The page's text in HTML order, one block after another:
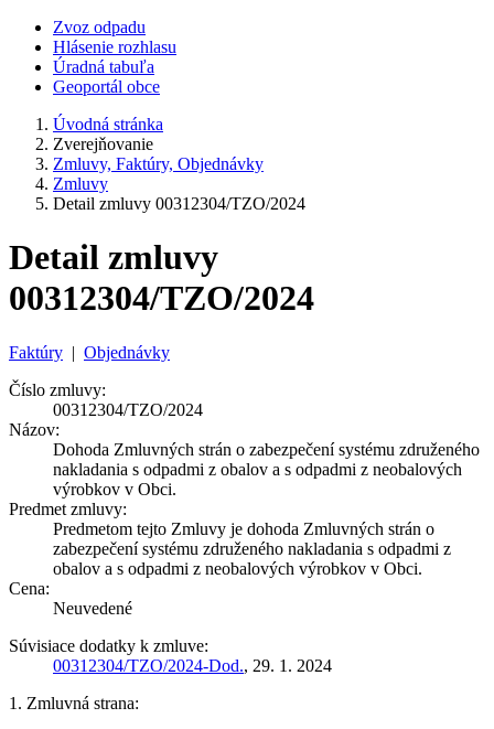
Zvoz odpadu
Hlásenie rozhlasu
Úradná tabuľa
Geoportál obce
Úvodná stránka
Zverejňovanie
Zmluvy, Faktúry, Objednávky
Zmluvy
Detail zmluvy 00312304/TZO/2024
Detail zmluvy
00312304/TZO/2024
Faktúry | Objednávky
Číslo zmluvy:
00312304/TZO/2024
Názov:
Dohoda Zmluvných strán o zabezpečení systému združeného
nakladania s odpadmi z obalov a s odpadmi z neobalových
výrobkov v Obci.
Predmet zmluvy:
Predmetom tejto Zmluvy je dohoda Zmluvných strán o
zabezpečení systému združeného nakladania s odpadmi z
obalov a s odpadmi z neobalových výrobkov v Obci.
Cena:
Neuvedené
Súvisiace dodatky k zmluve:
00312304/TZO/2024-Dod., 29. 1. 2024
1. Zmluvná strana: